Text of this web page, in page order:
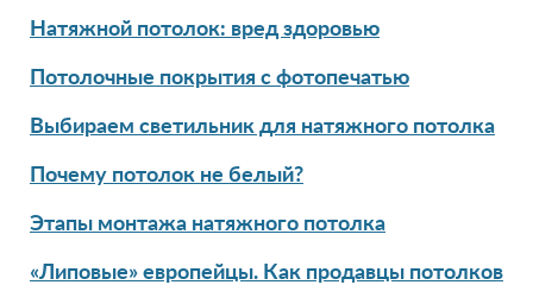
Натяжной потолок: вред здоровью
Потолочные покрытия с фотопечатью
Выбираем светильник для натяжного потолка
Почему потолок не белый?
Этапы монтажа натяжного потолка
«Липовые» европейцы. Как продавцы потолков